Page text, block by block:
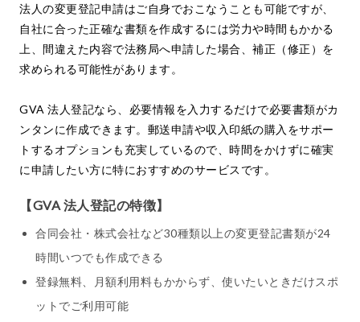
法人の変更登記申請はご自身でおこなうことも可能ですが、
自社に合った正確な書類を作成するには労力や時間もかかる
上、間違えた内容で法務局へ申請した場合、補正（修正）を
求められる可能性があります。
GVA 法人登記なら、必要情報を入力するだけで必要書類がカ
ンタンに作成できます。郵送申請や収入印紙の購入をサポー
トするオプションも充実しているので、時間をかけずに確実
に申請したい方に特におすすめのサービスです。
【GVA 法人登記の特徴】
合同会社・株式会社など30種類以上の変更登記書類が24
時間いつでも作成できる
登録無料、月額利用料もかからず、使いたいときだけスポ
ットでご利用可能